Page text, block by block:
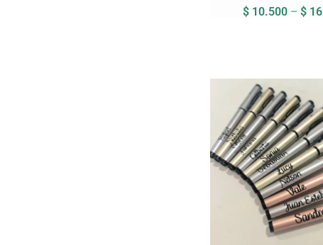
$ 10.500 – $